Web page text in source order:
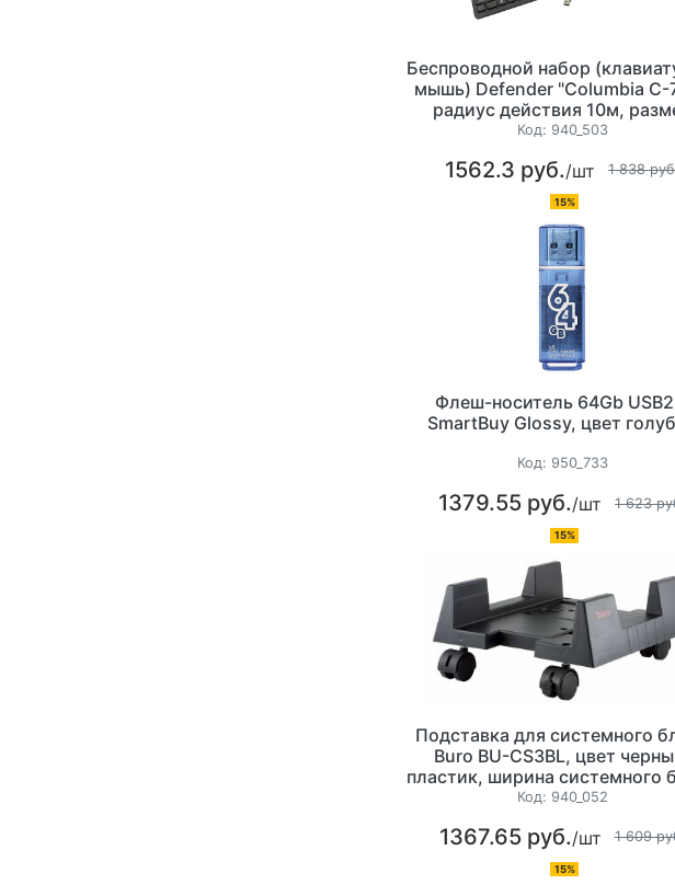
Беспроводной набор
мышь) Defender "Columbia C-
радиус действия 10м,
420x133x20мм, цвет
Код: 940_503
1562.3 руб./шт 1 838
15%
Флеш-носитель 64Gb
SmartBuy Glossy, цвет
Код: 950_733
1379.55 руб./шт 1 623
15%
Подставка для системного
Buro BU-CS3BL, цвет
пластик, ширина системного
от 16.5 до 26.5см
Код: 940_052
1367.65 руб./шт 1 609
15%